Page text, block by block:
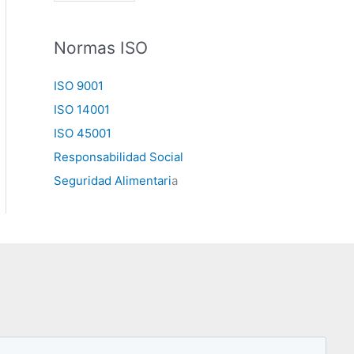
Normas ISO
ISO 9001
ISO 14001
ISO 45001
Responsabilidad Social
Seguridad Alimentaria